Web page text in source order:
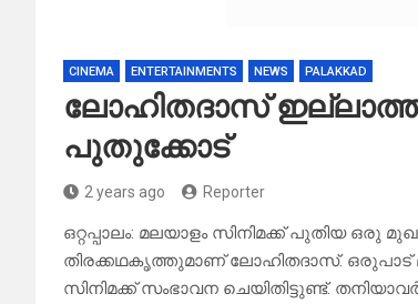
CINEMA ENTERTAINMENTS NEWS PALAKKAD
ലോഹിതദാസ്
പുതുക്കോട്
2 years ago Reporter
ഒറ്റപ്പാലം: മലയാളം സിനിമക്ക് പുതിയ ഒരു
തിരക്കഥകൃത്തുമാണ് ലോഹിതദാസ്. ഒരുപാട്
സിനിമക്ക് സംഭാവന ചെയിതിട്ടുണ്ട്.